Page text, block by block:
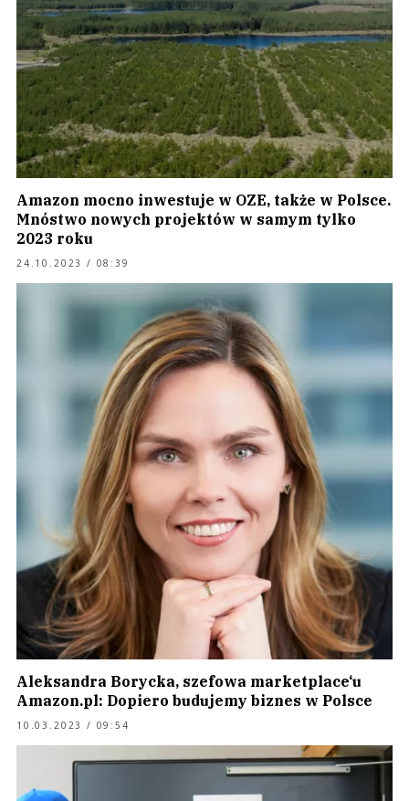
Amazon mocno inwestuje w OZE, także w Polsce.
Mnóstwo nowych projektów w samym tylko
2023 roku
24.10.2023 / 08:39
Aleksandra Borycka, szefowa marketplace‘u
Amazon.pl: Dopiero budujemy biznes w Polsce
10.03.2023 / 09:54